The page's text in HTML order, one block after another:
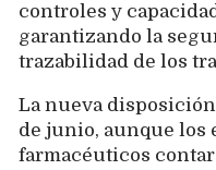
controles y
garantizando la
trazabilidad de los
La nueva
de junio, aunque los
farmacéuticos